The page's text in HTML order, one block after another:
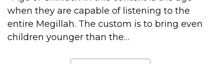
when they are capable of listening to the
entire Megillah. The custom is to bring even
children younger than the…